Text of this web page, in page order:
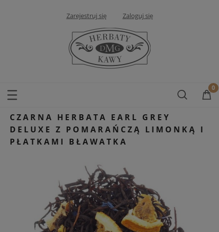
Zarejestruj się Zaloguj się
CZARNA HERBATA EARL GREY
DELUXE Z POMARAŃCZĄ LIMONKĄ I
PŁATKAMI BŁAWATKA